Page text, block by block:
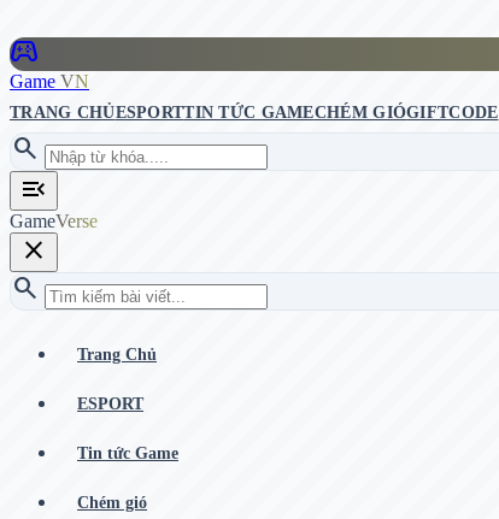
stadia_controller
Game VN
TRANG CHỦESPORTTIN TỨC GAMECHÉM GIÓGIFTCODE
search
menu_open
GameVerse
close
search
Trang Chủ
ESPORT
Tin tức Game
Chém gió